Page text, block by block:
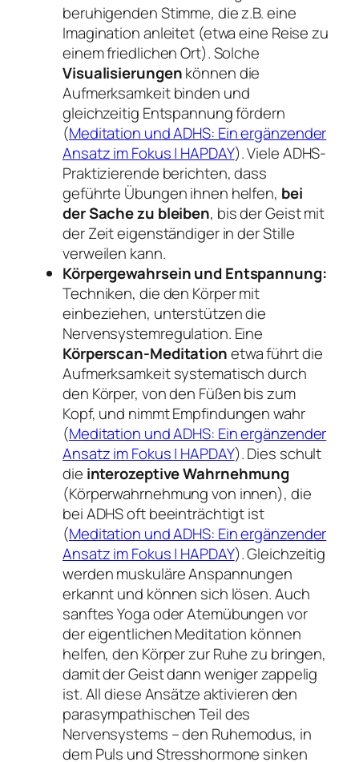
beruhigenden Stimme, die z.B. eine
Imagination anleitet (etwa eine Reise zu
einem friedlichen Ort). Solche
Visualisierungenkönnen die
Aufmerksamkeit binden und
gleichzeitig Entspannung fördern
(Meditation und ADHS: Ein ergänzender
Ansatz im Fokus | HAPDAY). Viele ADHS-
Praktizierende berichten, dass
geführte Übungen ihnen helfen, bei
der Sache zu bleiben, bis der Geist mit
der Zeit eigenständiger in der Stille
verweilen kann.
Körpergewahrsein und Entspannung:
Techniken, die den Körper mit
einbeziehen, unterstützen die
Nervensystemregulation. Eine
Körperscan-Meditationetwa führt die
Aufmerksamkeit systematisch durch
den Körper, von den Füßen bis zum
Kopf, und nimmt Empfindungen wahr
(Meditation und ADHS: Ein ergänzender
Ansatz im Fokus | HAPDAY). Dies schult
die interozeptive Wahrnehmung
(Körperwahrnehmung von innen), die
bei ADHS oft beeinträchtigt ist
(Meditation und ADHS: Ein ergänzender
Ansatz im Fokus | HAPDAY). Gleichzeitig
werden muskuläre Anspannungen
erkannt und können sich lösen. Auch
sanftes Yoga oder Atemübungen vor
der eigentlichen Meditation können
helfen, den Körper zur Ruhe zu bringen,
damit der Geist dann weniger zappelig
ist. All diese Ansätze aktivieren den
parasympathischen Teil des
Nervensystems – den Ruhemodus, in
dem Puls und Stresshormone sinken